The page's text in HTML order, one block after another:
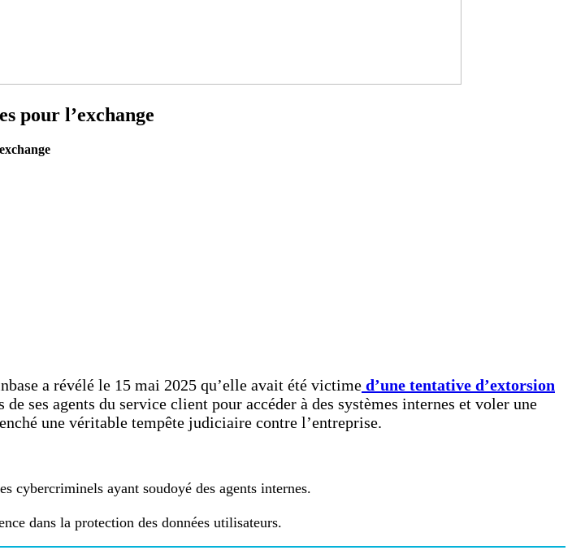
pour l’exchange
a révélé le 15 mai 2025 qu’elle avait été victime d’une tentative d’extorsion
ses agents du service client pour accéder à des systèmes internes et voler une
une véritable tempête judiciaire contre l’entreprise.
cybercriminels ayant soudoyé des agents internes.
dans la protection des données utilisateurs.